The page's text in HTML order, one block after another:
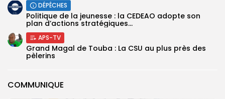
COMMUNIQUE
DÉPÊCHES
Politique de la jeunesse : la CEDEAO adopte son
plan d’actions stratégiques...
APS-TV
Grand Magal de Touba : La CSU au plus près des
pèlerins